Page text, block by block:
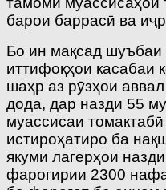
барои баррасӣ ва
Бо ин мақсад
иттифоқҳои
шаҳр аз рӯзҳои
дода, дар назди 55
муассисаи
истироҳатиро ба
якуми лагерҳои
фарогирии 2300